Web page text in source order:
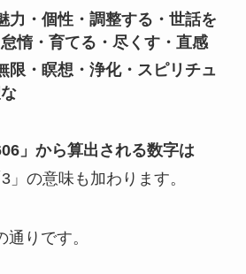
力・個性・調整する・世話を
惰・育てる・尽くす・直感
限・瞑想・浄化・スピリチュ
」から算出される数字は
」の意味も加わります。
りです。